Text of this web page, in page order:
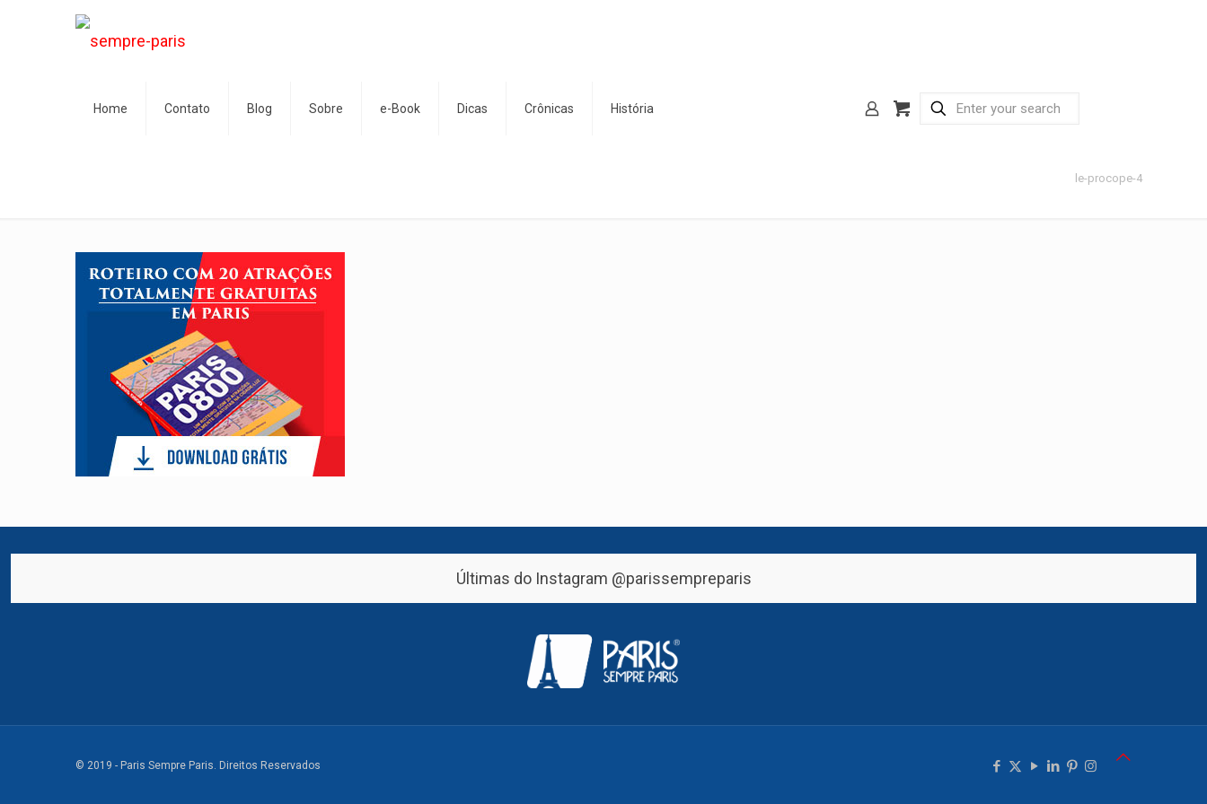
Home Contato Blog Sobre e-Book Dicas Crônicas História
le-procope-4
Últimas do Instagram @parissempreparis
© 2019 - Paris Sempre Paris. Direitos Reservados